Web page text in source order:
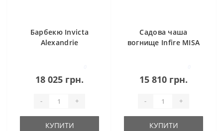
Барбекю Invicta
Alexandrie
18 025 грн.
- +
КУПИТИ
Садова чаша
вогнище Infire MISA
15 810 грн.
- +
КУПИТИ